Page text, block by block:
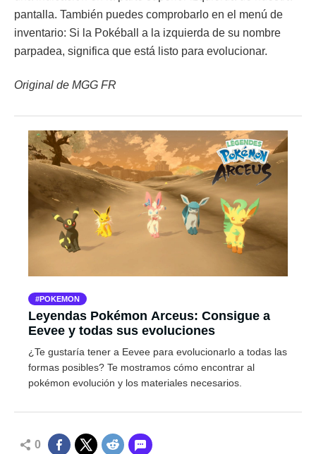
pantalla. También puedes comprobarlo en el menú de
inventario: Si la Pokéball a la izquierda de su nombre
parpadea, significa que está listo para evolucionar.
Original de MGG FR
POKEMON
Leyendas Pokémon Arceus: Consigue a
Eevee y todas sus evoluciones
¿Te gustaría tener a Eevee para evolucionarlo a todas las
formas posibles? Te mostramos cómo encontrar al
pokémon evolución y los materiales necesarios.
0